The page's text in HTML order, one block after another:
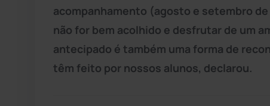
acompanhamento (agosto e setembro
não for bem acolhido e desfrutar de um
antecipado é também uma forma de
têm feito por nossos alunos, declarou.